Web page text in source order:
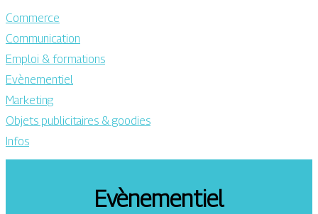
Commerce
Communication
Emploi & formations
Evènementiel
Marketing
Objets publicitaires & goodies
Infos
Evènementiel